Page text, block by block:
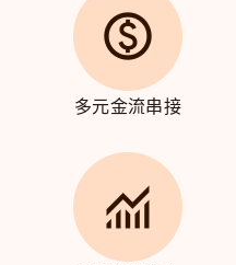
多元金流串接